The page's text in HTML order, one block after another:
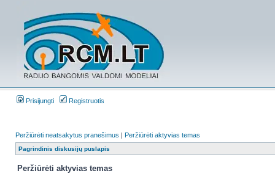
Prisijungti Registruotis
Peržiūrėti neatsakytus pranešimus | Peržiūrėti aktyvias temas
Pagrindinis diskusijų puslapis
Peržiūrėti aktyvias temas